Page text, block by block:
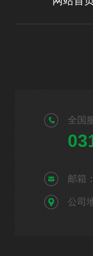
全国
邮箱：
公司